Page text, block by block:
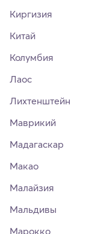
Киргизия
Китай
Колумбия
Лаос
Лихтенштейн
Маврикий
Мадагаскар
Макао
Малайзия
Мальдивы
Марокко